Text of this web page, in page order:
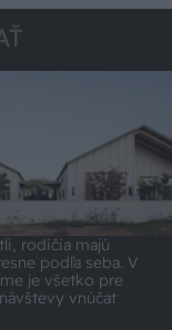
rodičia majú
podľa seba. V
je všetko pre
vnúčat